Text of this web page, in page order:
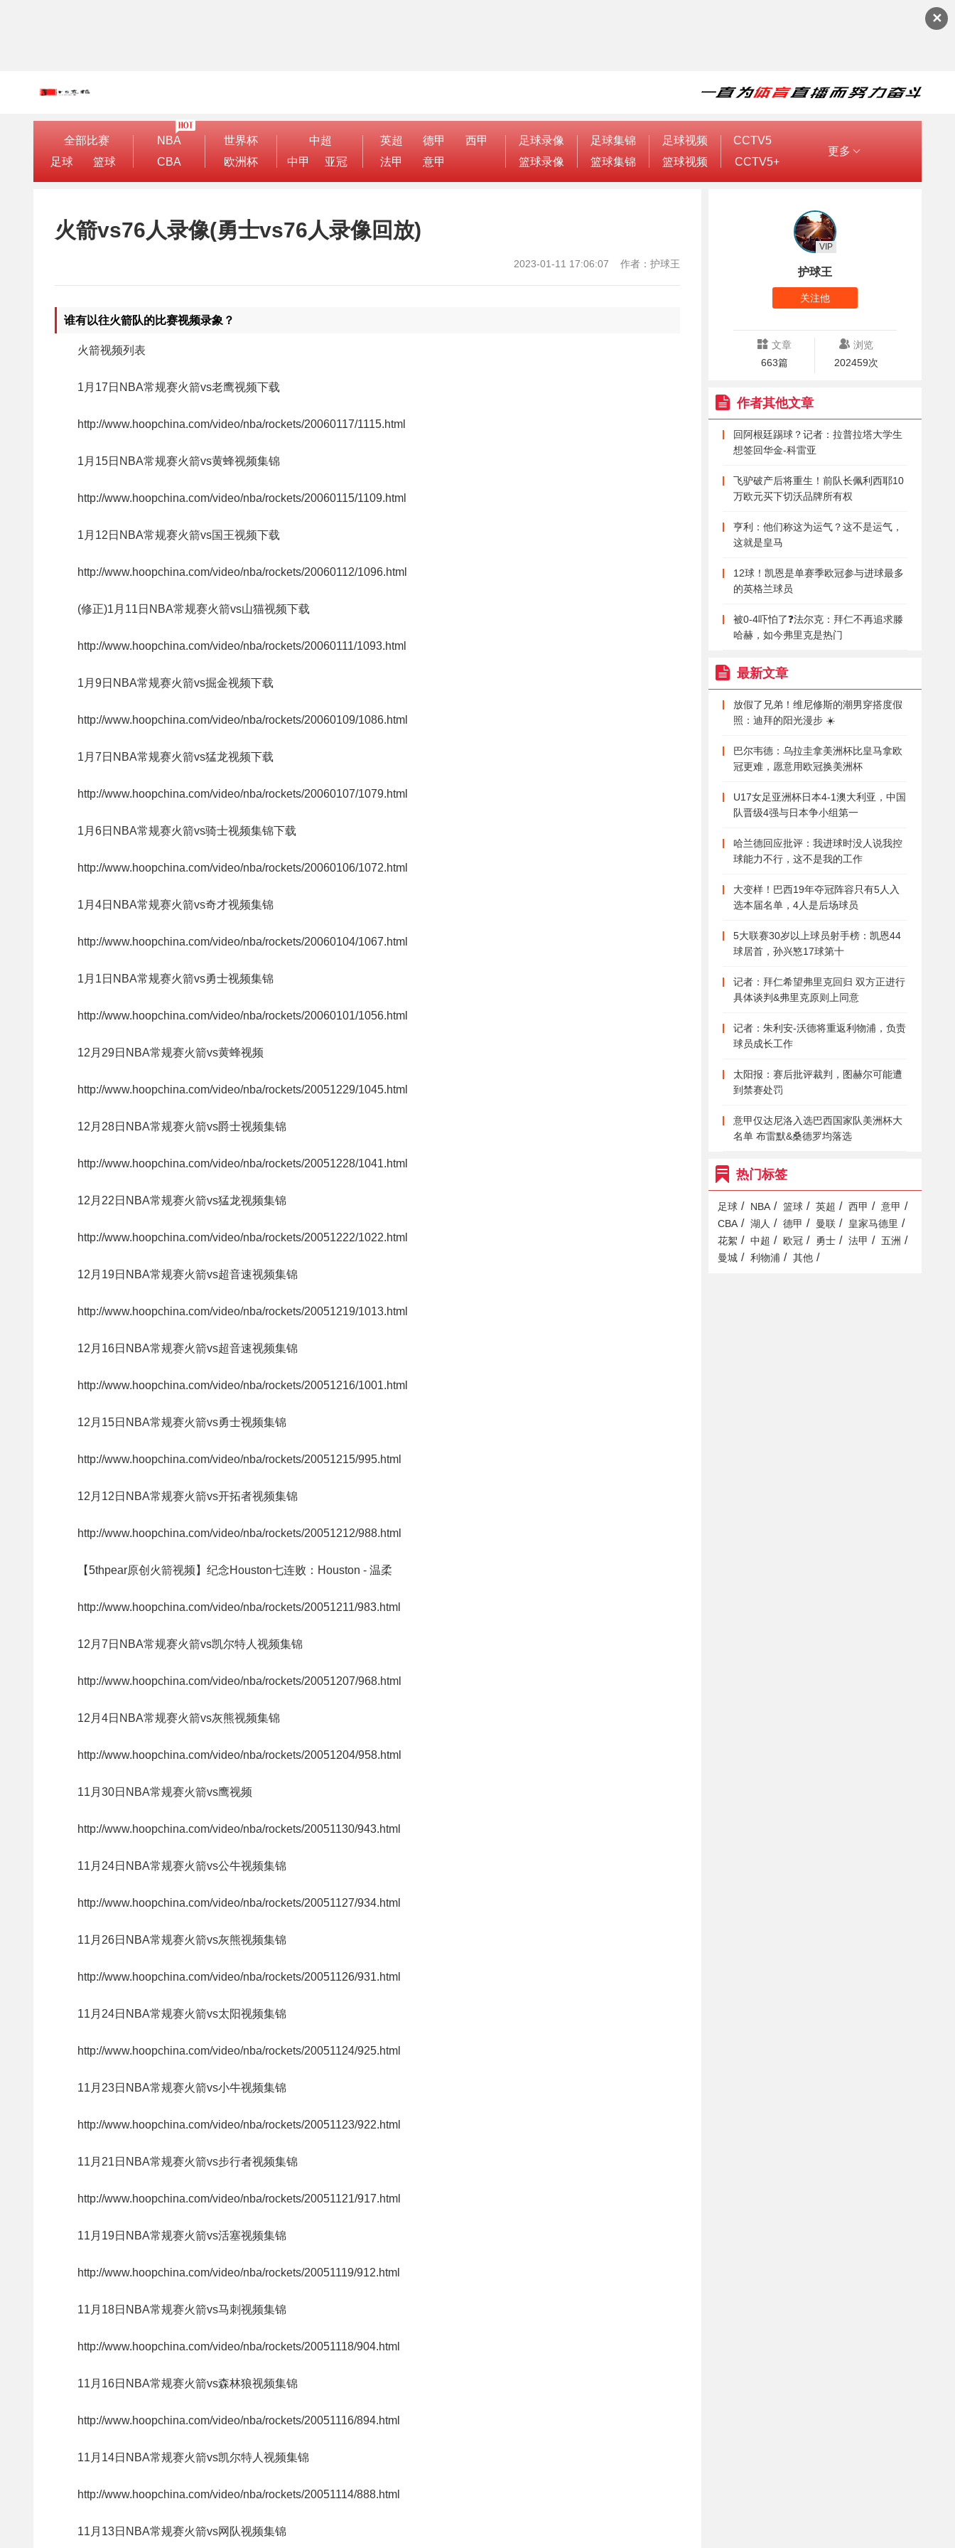
✕
全部比赛
足球
篮球
NBA
CBA
世界杯
欧洲杯
中超
中甲
亚冠
英超 德甲
西甲
法甲
意甲
足球录像
篮球录像
足球集锦
篮球集锦
足球视频
篮球视频
CCTV5
CCTV5+
更多
火箭vs76人录像(勇士vs76人录像回放)
2023-01-11 17:06:07 作者：护球王
谁有以往火箭队的比赛视频录象？
火箭视频列表
1月17日NBA常规赛火箭vs老鹰视频下载
http://www.hoopchina.com/video/nba/rockets/20060117/1115.html
1月15日NBA常规赛火箭vs黄蜂视频集锦
http://www.hoopchina.com/video/nba/rockets/20060115/1109.html
1月12日NBA常规赛火箭vs国王视频下载
http://www.hoopchina.com/video/nba/rockets/20060112/1096.html
(修正)1月11日NBA常规赛火箭vs山猫视频下载
http://www.hoopchina.com/video/nba/rockets/20060111/1093.html
1月9日NBA常规赛火箭vs掘金视频下载
http://www.hoopchina.com/video/nba/rockets/20060109/1086.html
1月7日NBA常规赛火箭vs猛龙视频下载
http://www.hoopchina.com/video/nba/rockets/20060107/1079.html
1月6日NBA常规赛火箭vs骑士视频集锦下载
http://www.hoopchina.com/video/nba/rockets/20060106/1072.html
1月4日NBA常规赛火箭vs奇才视频集锦
http://www.hoopchina.com/video/nba/rockets/20060104/1067.html
1月1日NBA常规赛火箭vs勇士视频集锦
http://www.hoopchina.com/video/nba/rockets/20060101/1056.html
12月29日NBA常规赛火箭vs黄蜂视频
http://www.hoopchina.com/video/nba/rockets/20051229/1045.html
12月28日NBA常规赛火箭vs爵士视频集锦
http://www.hoopchina.com/video/nba/rockets/20051228/1041.html
12月22日NBA常规赛火箭vs猛龙视频集锦
http://www.hoopchina.com/video/nba/rockets/20051222/1022.html
12月19日NBA常规赛火箭vs超音速视频集锦
http://www.hoopchina.com/video/nba/rockets/20051219/1013.html
12月16日NBA常规赛火箭vs超音速视频集锦
http://www.hoopchina.com/video/nba/rockets/20051216/1001.html
12月15日NBA常规赛火箭vs勇士视频集锦
http://www.hoopchina.com/video/nba/rockets/20051215/995.html
12月12日NBA常规赛火箭vs开拓者视频集锦
http://www.hoopchina.com/video/nba/rockets/20051212/988.html
【5thpear原创火箭视频】纪念Houston七连败：Houston - 温柔
http://www.hoopchina.com/video/nba/rockets/20051211/983.html
12月7日NBA常规赛火箭vs凯尔特人视频集锦
http://www.hoopchina.com/video/nba/rockets/20051207/968.html
12月4日NBA常规赛火箭vs灰熊视频集锦
http://www.hoopchina.com/video/nba/rockets/20051204/958.html
11月30日NBA常规赛火箭vs鹰视频
http://www.hoopchina.com/video/nba/rockets/20051130/943.html
11月24日NBA常规赛火箭vs公牛视频集锦
http://www.hoopchina.com/video/nba/rockets/20051127/934.html
11月26日NBA常规赛火箭vs灰熊视频集锦
http://www.hoopchina.com/video/nba/rockets/20051126/931.html
11月24日NBA常规赛火箭vs太阳视频集锦
http://www.hoopchina.com/video/nba/rockets/20051124/925.html
11月23日NBA常规赛火箭vs小牛视频集锦
http://www.hoopchina.com/video/nba/rockets/20051123/922.html
11月21日NBA常规赛火箭vs步行者视频集锦
http://www.hoopchina.com/video/nba/rockets/20051121/917.html
11月19日NBA常规赛火箭vs活塞视频集锦
http://www.hoopchina.com/video/nba/rockets/20051119/912.html
11月18日NBA常规赛火箭vs马刺视频集锦
http://www.hoopchina.com/video/nba/rockets/20051118/904.html
11月16日NBA常规赛火箭vs森林狼视频集锦
http://www.hoopchina.com/video/nba/rockets/20051116/894.html
11月14日NBA常规赛火箭vs凯尔特人视频集锦
http://www.hoopchina.com/video/nba/rockets/20051114/888.html
11月13日NBA常规赛火箭vs网队视频集锦
护球王
VIP
关注他
文章
663篇
浏览
202459次
作者其他文章
回阿根廷踢球？记者：拉普拉塔大学生
想签回华金-科雷亚
飞驴破产后将重生！前队长佩利西耶10
万欧元买下切沃品牌所有权
亨利：他们称这为运气？这不是运气，
这就是皇马
12球！凯恩是单赛季欧冠参与进球最多
的英格兰球员
被0-4吓怕了❓法尔克：拜仁不再追求滕
哈赫，如今弗里克是热门
最新文章
放假了兄弟！维尼修斯的潮男穿搭度假
照：迪拜的阳光漫步 ☀️
巴尔韦德：乌拉圭拿美洲杯比皇马拿欧
冠更难，愿意用欧冠换美洲杯
U17女足亚洲杯日本4-1澳大利亚，中国
队晋级4强与日本争小组第一
哈兰德回应批评：我进球时没人说我控
球能力不行，这不是我的工作
大变样！巴西19年夺冠阵容只有5人入
选本届名单，4人是后场球员
5大联赛30岁以上球员射手榜：凯恩44
球居首，孙兴慜17球第十
记者：拜仁希望弗里克回归 双方正进行
具体谈判&弗里克原则上同意
记者：朱利安-沃德将重返利物浦，负责
球员成长工作
太阳报：赛后批评裁判，图赫尔可能遭
到禁赛处罚
意甲仅达尼洛入选巴西国家队美洲杯大
名单 布雷默&桑德罗均落选
热门标签
足球 / NBA / 篮球 / 英超 / 西甲 / 意甲 /
CBA / 湖人 / 德甲 / 曼联 / 皇家马德里 /
花絮 / 中超 / 欧冠 / 勇士 / 法甲 / 五洲 /
曼城 / 利物浦 / 其他 /